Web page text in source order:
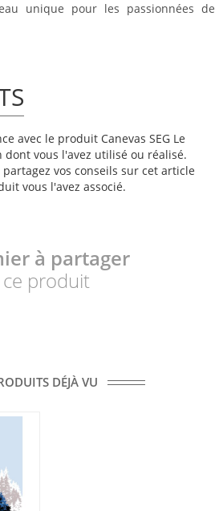
unique pour les passionnées de
avec le produit Canevas SEG Le
dont vous l'avez utilisé ou réalisé.
vos conseils sur cet article
vous l'avez associé.
à partager
produit
DÉJÀ VU